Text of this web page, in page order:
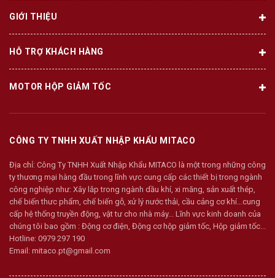
GIỚI THIỆU
HỖ TRỢ KHÁCH HÀNG
MOTOR HỘP GIẢM TỐC
CÔNG TY TNHH XUẤT NHẬP KHẨU MITACO
Địa chỉ: Công Ty TNHH Xuất Nhập Khẩu MITACO là một trong những công
ty thương mại hàng đầu trong lĩnh vực cung cấp các thiết bị trong ngành
công nghiệp như: Xây lắp trong ngành dầu khí, xi măng, sản xuất thép,
chế biến thưc phẩm, chế biến gỗ, xử lý nước thải, cầu cảng cơ khí…cung
cấp hệ thống truyền động, vật tư cho nhà máy... Lĩnh vực kinh doanh của
chúng tôi bao gồm : Động cơ điện, Động cơ hộp giảm tốc, Hộp giảm tốc...
Hotline: 0979 297 190
Email: mitaco.pt@gmail.com